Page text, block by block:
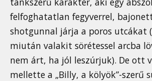
felfoghatatlan fegyverrel,
shotgunnal járja a poros utcákat
miután valakit sörétessel arcba
nem árt, ha jól leszúrjuk). De ott
mellette a „Billy, a kölyök”-szerű